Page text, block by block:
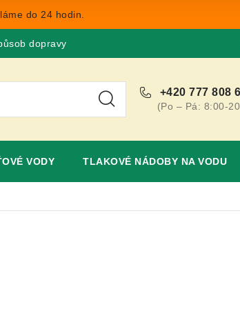
do 24 hodin.
dopravy
+420 777 808
(Po – Pá: 8:00-
VODY TLAKOVÉ NÁDOBY NA VODU